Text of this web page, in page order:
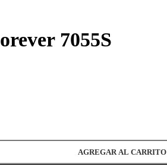
7055S
AGREGAR AL CARRITO